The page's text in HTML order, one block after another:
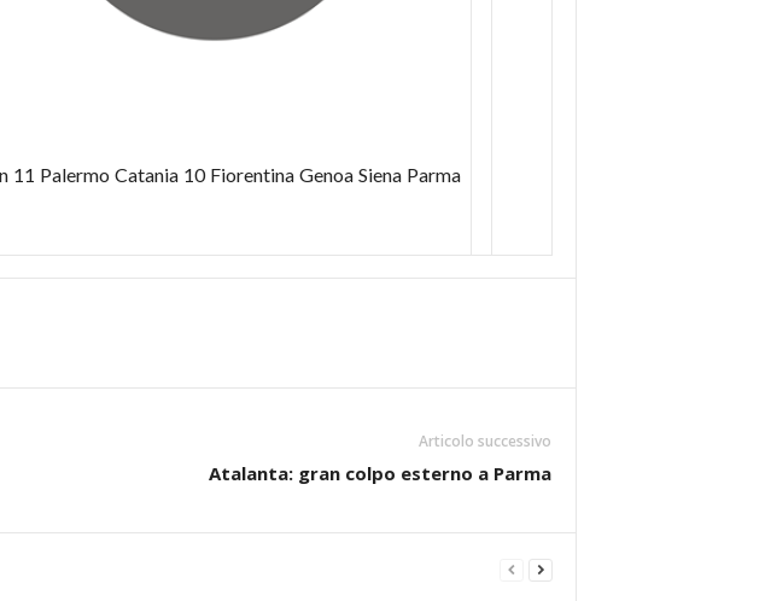
Palermo Catania 10 Fiorentina Genoa Siena Parma
Articolo successivo
Atalanta: gran colpo esterno a Parma